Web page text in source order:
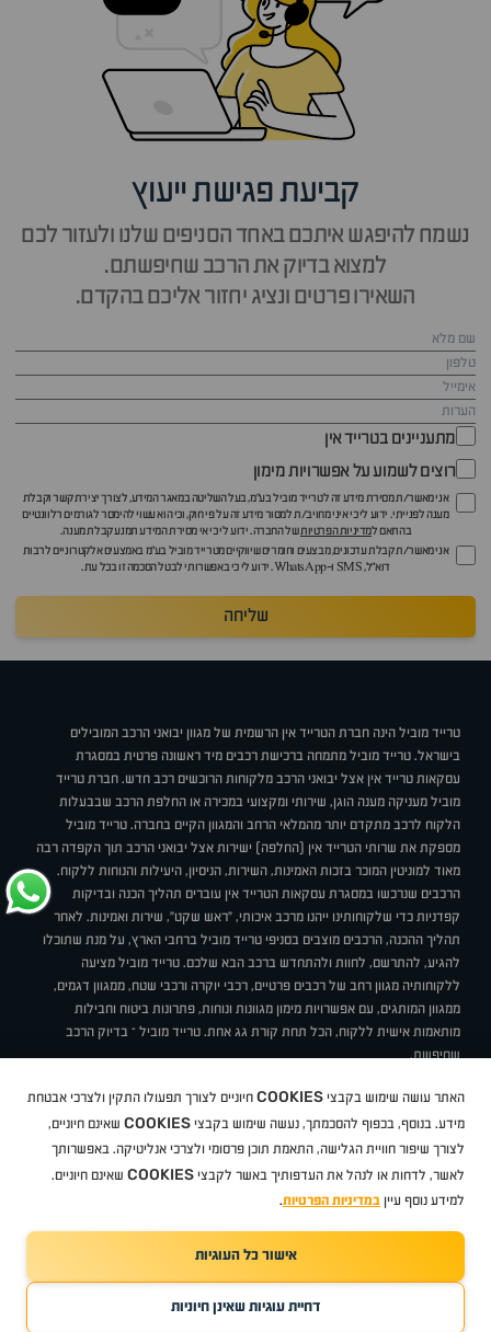
קביעת פגישת ייעוץ
נשמח להיפגש איתכם באחד הסניפים שלנו ולעזור לכם
למצוא בדיוק את הרכב שחיפשתם.
השאירו פרטים ונציג יחזור אליכם בהקדם.
מתעניינים בטרייד אין
רוצים לשמוע על אפשרויות מימון
אני מאשר/ת מסירת מידע זה לטרייד מוביל בע"מ, בעל השליטה במאגר המידע, לצורך יצירת קשר וקבלת
מענה לפנייתי. ידוע לי כי איני מחויב/ת למסור מידע זה על פי חוק, וכי הוא עשוי להימסר לגורמים רלוונטיים
בהתאם למדיניות הפרטיותשל החברה. ידוע לי כי אי מסירת המידע תמנע קבלת מענה.
אני מאשר/ת קבלת עדכונים, מבצעים וחומרים שיווקיים מטרייד מוביל בע"מ באמצעים אלקטרוניים לרבות
דוא״ל, SMS ו-WhatsApp. ידוע לי כי באפשרותי לבטל הסכמה זו בכל עת.
שליחה
טרייד מוביל הינה חברת הטרייד אין הרשמית של מגוון יבואני הרכב המובילים
בישראל. טרייד מוביל מתמחה ברכישת רכבים מיד ראשונה פרטית במסגרת
עסקאות טרייד אין אצל יבואני הרכב מלקוחות הרוכשים רכב חדש. חברת טרייד
מוביל מעניקה מענה הוגן, שירותי ומקצועי במכירה או החלפת הרכב שבבעלות
הלקוח לרכב מתקדם יותר מהמלאי הרחב והמגוון הקיים בחברה. טרייד מוביל
מספקת את שרותי הטרייד אין (החלפה) ישירות אצל יבואני הרכב תוך הקפדה רבה
מאוד למוניטין המוכר בזכות האמינות, השירות, הניסיון, היעילות והנוחות ללקוח.
הרכבים שנרכשו במסגרת עסקאות הטרייד אין עוברים תהליך הכנה ובדיקות
קפדניות כדי שלקוחותינו ייהנו מרכב איכותי, "ראש שקט", שירות ואמינות. לאחר
תהליך ההכנה, הרכבים מוצבים בסניפי טרייד מוביל ברחבי הארץ, על מנת שתוכלו
להגיע, להתרשם, לחוות ולהתחדש ברכב הבא שלכם. טרייד מוביל מציעה
ללקוחותיה מגוון רחב של רכבים פרטיים, רכבי יוקרה ורכבי שטח, ממגוון דגמים,
ממגוון המותגים, עם אפשרויות מימון מגוונות ונוחות, פתרונות ביטוח וחבילות
מותאמות אישית ללקוח, הכל תחת קורת גג אחת. טרייד מוביל – בדיוק הרכב
שחיפשת.
תקנוןBUY BACKמבצעיםמגזין טרייד מובילאיך זה עובד? דרושים
ניהול העדפות עוגיות
סיטרואן אופלפיג'וMG
Geelyמזדהבי ווי דיצ'רי טסלהניסאןטויוטהדאצ'יהפולקסווגןטסלה
ב מ וולקסוסאאודיסקודהיונדאירנושברולט
TradeMobile instagram
TradeMobile facebook
כל הזכויות שמורות טרייד מוביל2026
האתר עושה שימוש בקבצי COOKIES חיוניים לצורך תפעולו התקין ולצרכי אבטחת
מידע. בנוסף, בכפוף להסכמתך, נעשה שימוש בקבצי COOKIES שאינם חיוניים,
לצורך שיפור חוויית הגלישה, התאמת תוכן פרסומי ולצרכי אנליטיקה. באפשרותך
לאשר, לדחות או לנהל את העדפותיך באשר לקבצי COOKIES שאינם חיוניים.
למידע נוסף עיין במדיניות הפרטיות.
אישור כל העוגיות
דחיית עוגיות שאינן חיוניות